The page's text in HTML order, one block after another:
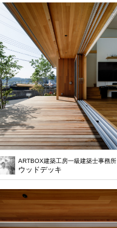
ARTBOX建築工房一級建築士事務所
ウッドデッキ